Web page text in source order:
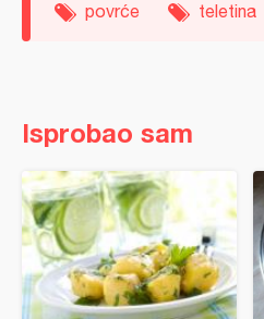
povrće teletina
Isprobao sam